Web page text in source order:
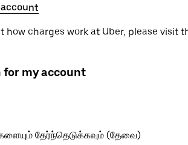
charges work at Uber, please visit
for my account
தேர்ந்தெடுக்கவும் (தேவை)